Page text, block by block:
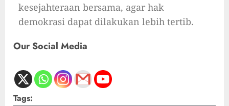
kesejahteraan bersama, agar hak
demokrasi dapat dilakukan lebih tertib.
Our Social Media
Tags: